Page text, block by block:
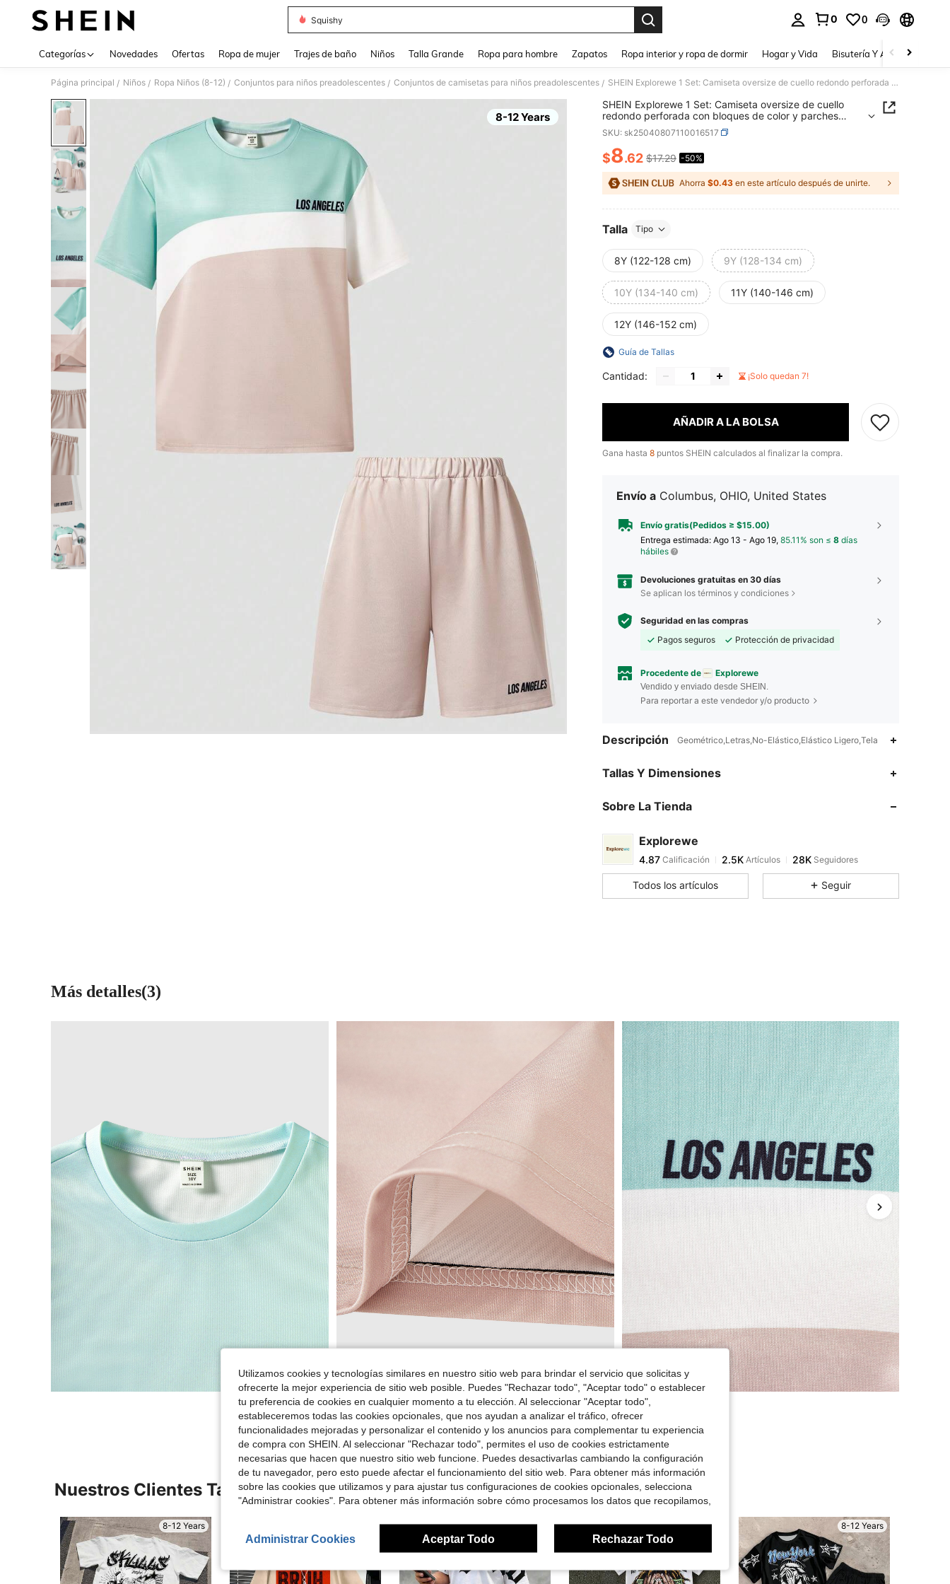
Squishy
0 0
Categorías Novedades Ofertas Ropa de mujer Trajes de baño Niños Talla Grande Ropa para hombre Zapatos Ropa interior y ropa de dormir Hogar y Vida Bisutería Y Accesorios
Página principal / Niños / Ropa Niños (8-12) / Conjuntos para niños preadolescentes / Conjuntos de camisetas para niños preadolescentes / SHEIN Explorewe 1 Set: Camiseta oversize de cuello redondo perforada con bloques de color y parches blancos + Pantalones cortos holgados de longitud media con bloques de color y parches beige, para niños preadolescentes
8-12 Years
SHEIN Explorewe 1 Set: Camiseta oversize de cuello
redondo perforada con bloques de color y parches
blancos + Pantalones cortos holgados de longitud media
con bloques de color y parches beige, para niños
preadolescentes
SKU: sk25040807110016517
PRICE AND AVAILABILITY
$8.62 $17.29 -50%
Ahorra $0.43 en este artículo después de unirte.
Talla Tipo
8Y (122-128 cm) 9Y (128-134 cm)
10Y (134-140 cm) 11Y (140-146 cm)
12Y (146-152 cm)
Guía de Tallas
Cantidad: ¡Solo quedan 7!
AÑADIR A LA BOLSA
Gana hasta 8 puntos SHEIN calculados al finalizar la compra.
Envío a Columbus, OHIO, United States
Envío gratis(Pedidos ≥ $15.00)
Entrega estimada: Ago 13 - Ago 19, 85.11% son ≤ 8 días
hábiles
Devoluciones gratuitas en 30 días
Se aplican los términos y condiciones
Seguridad en las compras
Pagos seguros
Protección de privacidad
Procedente de Explorewe
Vendido y enviado desde SHEIN.
Para reportar a este vendedor y/o producto
Descripción Geométrico,Letras,No-Elástico,Elástico Ligero,Tela
Tallas Y Dimensiones
Sobre La Tienda
Explorewe
4.87
4.87
f***1pagó Hace 5 horas
4.87
4.87 2.5K 28K
4.87 2.5K 28K
4.87 2.5K 28K
4.87 2.5K 28K
Todos los artículos Seguir
Más detalles(3)
Nuestros Clientes También Vieron
8-12 Years 8-12 Years 8-12 Years 8-12 Years
Utilizamos cookies y tecnologías similares en nuestro sitio web para brindar el servicio que solicitas y
ofrecerte la mejor experiencia de sitio web posible. Puedes "Rechazar todo", "Aceptar todo" o establecer
tu preferencia de cookies en cualquier momento a tu elección. Al seleccionar "Aceptar todo",
estableceremos todas las cookies opcionales, que nos ayudan a analizar el tráfico, ofrecer
funcionalidades mejoradas y personalizar el contenido y los anuncios para complementar tu experiencia
de compra con SHEIN. Al seleccionar "Rechazar todo", permites el uso de cookies estrictamente
necesarias que hacen que nuestro sitio web funcione. Puedes desactivarlas cambiando la configuración
de tu navegador, pero esto puede afectar el funcionamiento del sitio web. Para obtener más información
sobre las cookies que utilizamos y para ajustar tus configuraciones de cookies opcionales, selecciona
"Administrar cookies". Para obtener más información sobre cómo procesamos los datos que recopilamos,
Administrar Cookies Aceptar Todo Rechazar Todo